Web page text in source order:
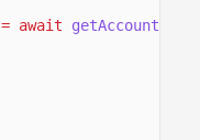
= await getAccount